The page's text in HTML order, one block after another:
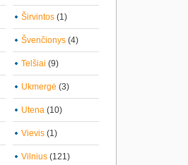
Širvintos (1)
Švenčionys (4)
Telšiai (9)
Ukmergė (3)
Utena (10)
Vievis (1)
Vilnius (121)